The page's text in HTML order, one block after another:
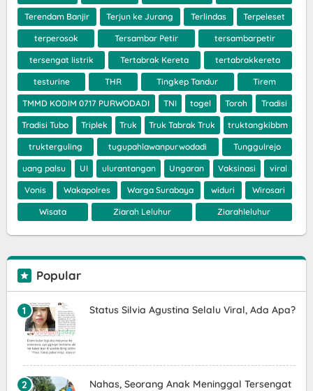
Terendam Banjir Terjun ke Jurang Terlindas Terpeleset
terperosok Tersambar Petir tersambarpetir
tersengat listrik Tertabrak Kereta tertabrakkereta
testurine THR Tingkep Tandur Tirem
TMMD KODIM 0717 PURWODADI TNI togel Toroh Tradisi
Tradisi Tubo Triplek Truk Truk Tabrak Truk truktangkibbm
trukterguling tugupahlawanpurwodadi Tunggulrejo
uang palsu UI ulurantangan Ungaran Vaksinasi viral
Vonis Wakapolres Warga Surabaya widuri Wirosari
Wisata Ziarah Leluhur Ziarahleluhur
Popular
Status Silvia Agustina Selalu Viral, Ada Apa?
Nahas, Seorang Anak Meninggal Tersengat